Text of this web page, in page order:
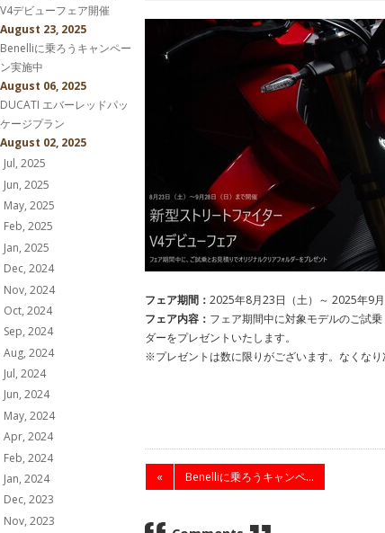
V4デビューフェア開催
August 23, 2025
Benelliに乗ろうキャンペー
ン実施中
August 06, 2025
DUCATI エバーレッドパッ
ケージプラン
August 02, 2025
Jul, 2025
Jun, 2025
May, 2025
Feb, 2025
Jan, 2025
Dec, 2024
Nov, 2024
Oct, 2024
Sep, 2024
Aug, 2024
Jul, 2024
Jun, 2024
May, 2024
Apr, 2024
Feb, 2024
Jan, 2024
Dec, 2023
Nov, 2023
フェア期間： 2025年8月23日（土）～ 2025年9月
フェア内容： フェア期間中に対象モデルのご試
ダーをプレゼントいたします。
※プレゼントは数に限りがございます。なくなり
« Benelliに乗ろうキャンペ...